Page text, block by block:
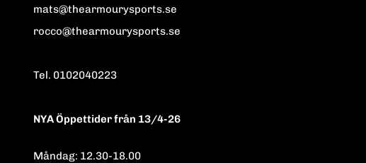
mats@thearmourysports.se
rocco@thearmourysports.se
Tel. 0102040223
NYA Öppettider från 13/4-26
Måndag: 12.30-18.00